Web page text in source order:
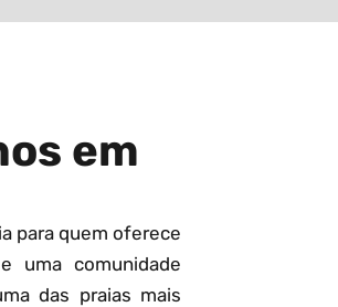
em
para quem oferece
uma comunidade
das praias mais